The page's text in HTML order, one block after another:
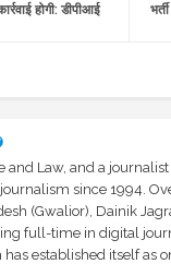
होगी: डीपीआई
Law, and a
since 1994.
(Gwalior), Dainik
full-time in digital
established itself as